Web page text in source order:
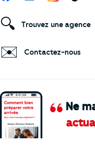
Ne
🔍 Trouvez une agence
✉️ Contactez-nous